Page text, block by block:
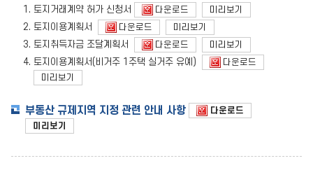
토지거래계약 허가 신청서 다운로드 미리보기
토지이용계획서 다운로드 미리보기
토지취득자금 조달계획서 다운로드 미리보기
토지이용계획서(비거주 1주택 실거주 유예)
다운로드
미리보기
부동산 규제지역 지정 관련 안내 사항
다운로드
미리보기